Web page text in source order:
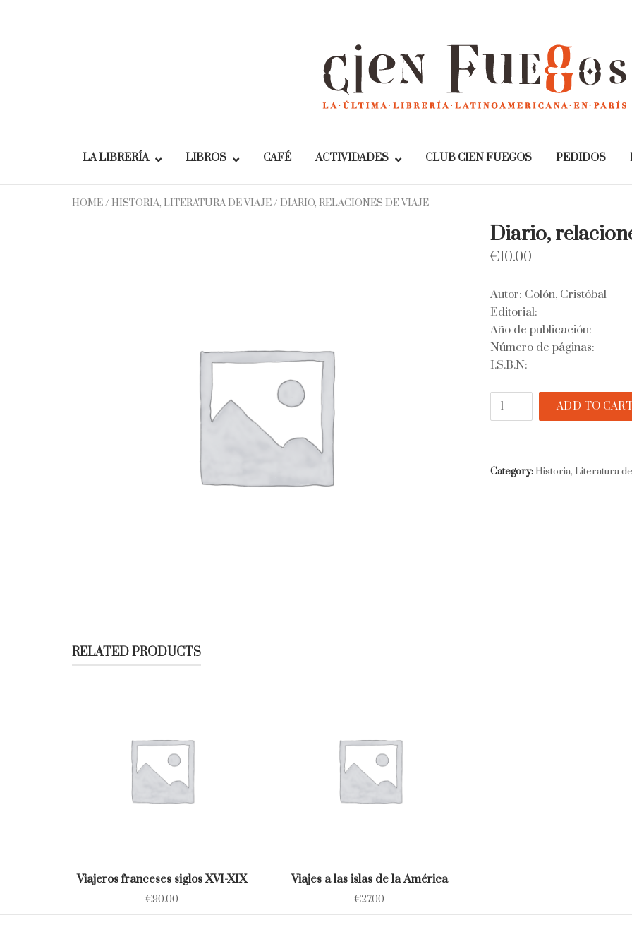
LA LIBRERÍA LIBROS CAFÉ ACTIVIDADES CLUB CIEN FUEGOS PEDIDOS
HOME/ HISTORIA, LITERATURA DE VIAJE/ DIARIO, RELACIONES DE VIAJE
Diario,
€10.00
Autor: Colón, Cristóbal
Editorial:
Año de publicación:
Número de páginas:
I.S.B.N:
Diario,
viaje
quantity
ADD TO
Category:Historia, Literatura
RELATED PRODUCTS
Viajeros franceses siglos XVI-XIX
€90.00
Viajes a las islas de la América
€27.00